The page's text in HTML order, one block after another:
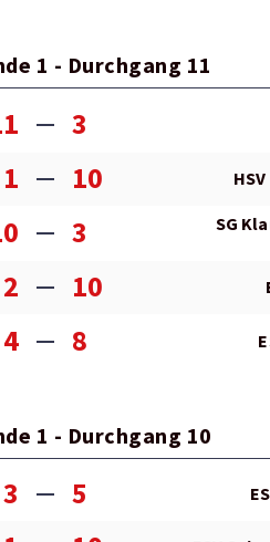
1 - Durchgang 11
3
1 10
3
SG
2 10
4 8
1 - Durchgang 10
3 5